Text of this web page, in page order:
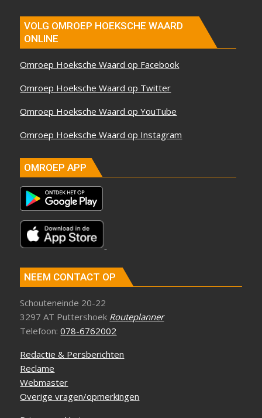
VOLG OMROEP HOEKSCHE WAARD
ONLINE
Omroep Hoeksche Waard op Facebook
Omroep Hoeksche Waard op Twitter
Omroep Hoeksche Waard op YouTube
Omroep Hoeksche Waard op Instagram
OMROEP APP
NEEM CONTACT OP
Schouteneinde 20-22
3297 AT Puttershoek Routeplanner
Telefoon:078-6762002
Redactie & Persberichten
Reclame
Webmaster
Overige vragen/opmerkingen